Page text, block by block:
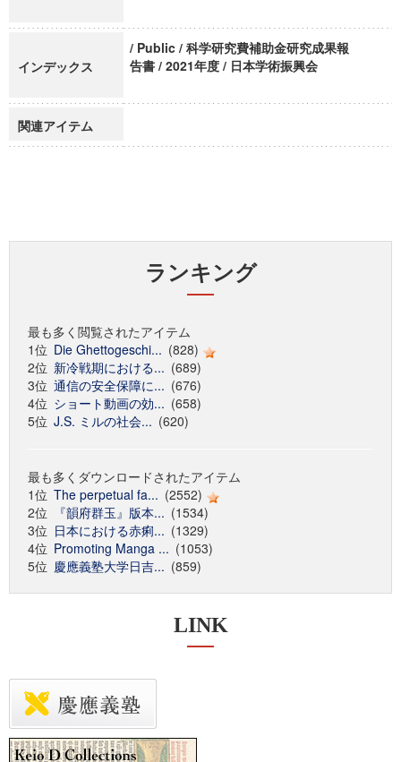
インデックス
/ Public / 科学研究費補助金研究成果報
告書 / 2021年度 / 日本学術振興会
関連アイテム
ランキング
最も多く閲覧されたアイテム
1位 Die Ghettogeschi... (828)
2位 新冷戦期における... (689)
3位 通信の安全保障に... (676)
4位 ショート動画の効... (658)
5位 J.S. ミルの社会... (620)
最も多くダウンロードされたアイテム
1位 The perpetual fa... (2552)
2位
『韻府群玉』版本... (1534)
3位 日本における赤痢... (1329)
4位 Promoting Manga ... (1053)
5位 慶應義塾大学日吉... (859)
LINK